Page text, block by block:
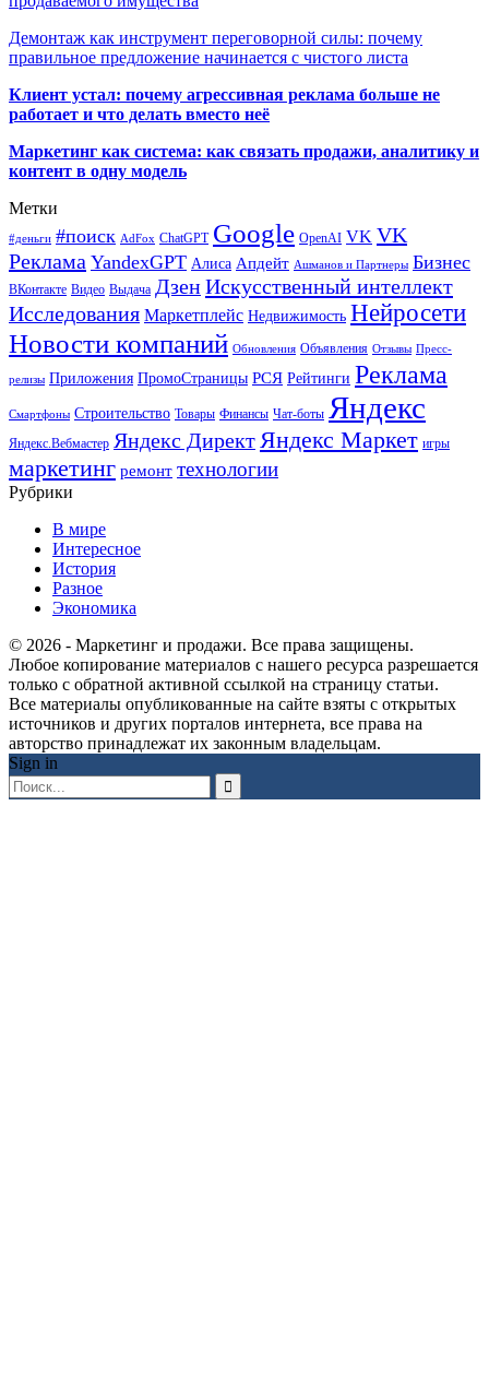
Демонтаж как инструмент переговорной силы: почему
правильное предложение начинается с чистого листа
Клиент устал: почему агрессивная реклама больше не
работает и что делать вместо неё
Маркетинг как система: как связать продажи, аналитику и
контент в одну модель
Метки
#деньги #поиск AdFox ChatGPT Google OpenAI VK VK
Реклама YandexGPT Алиса Апдейт Ашманов и Партнеры Бизнес
ВКонтакте Видео Выдача ДзенИскусственный интеллект
Исследования Маркетплейс Недвижимость Нейросети
Новости компаний Обновления Объявления Отзывы Пресс-
релизы Приложения ПромоСтраницы РСЯ Рейтинги Реклама
Смартфоны Строительство Товары Финансы Чат-боты Яндекс
Яндекс.Вебмастер Яндекс Директ Яндекс Маркет игры
маркетинг ремонт технологии
Рубрики
В мире
Интересное
История
Разное
Экономика
© 2026 - Маркетинг и продажи. Все права защищены.
Любое копирование материалов с нашего ресурса разрешается
только с обратной активной ссылкой на страницу статьи.
Все материалы опубликованные на сайте взяты с открытых
источников и других порталов интернета, все права на
авторство принадлежат их законным владельцам.
Sign in